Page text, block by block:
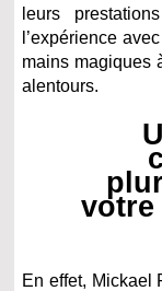
leurs
l’expérience
mains magiques
alentours.
votre
En effet, Mickael